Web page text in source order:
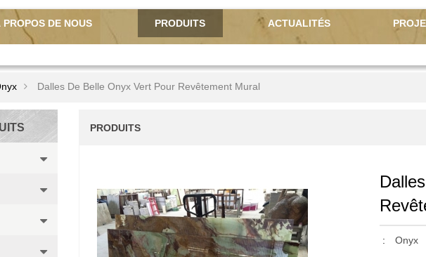
PROPOS DE NOUS PRODUITS ACTUALITÉS
Dalles De Belle Onyx Vert Pour Revêtement Mural
PRODUITS
: Onyx